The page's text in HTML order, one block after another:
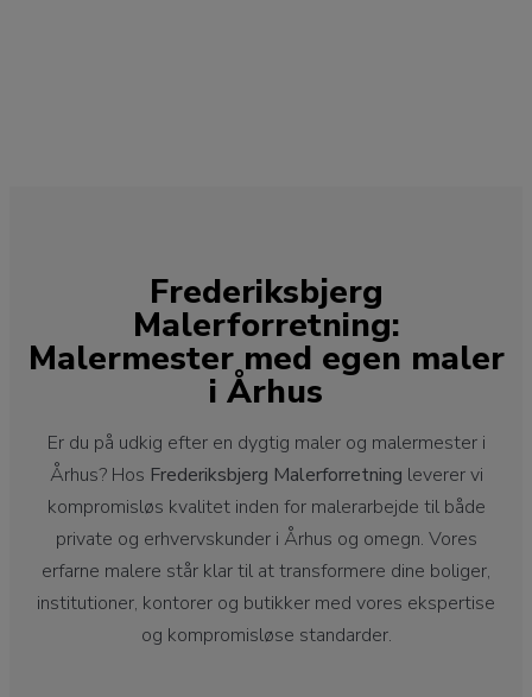
Frederiksbjerg
Malerforretning:
Malermester med egen maler
i Århus
Er du på udkig efter en dygtig maler og malermester i
Århus? Hos Frederiksbjerg Malerforretning leverer vi
kompromisløs kvalitet inden for malerarbejde til både
private og erhvervskunder i Århus og omegn. Vores
erfarne malere står klar til at transformere dine boliger,
institutioner, kontorer og butikker med vores ekspertise
og kompromisløse standarder.